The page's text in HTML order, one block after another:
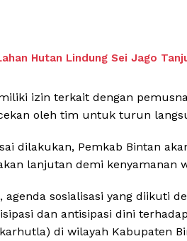
Hutan Lindung Sei Jago
izin terkait dengan
oleh tim untuk turun
dilakukan, Pemkab Bintan
lanjutan demi kenyamanan
sosialisasi yang diikuti
dan antisipasi dini
di wilayah Kabupaten